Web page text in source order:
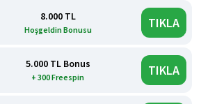
8.000 TL
Hoşgeldin Bonusu TIKLA
5.000 TL Bonus
+ 300 Freespin TIKLA